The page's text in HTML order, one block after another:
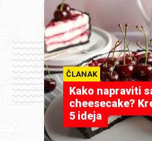
ČLANAK
Kako napraviti
cheesecake?
5 ideja